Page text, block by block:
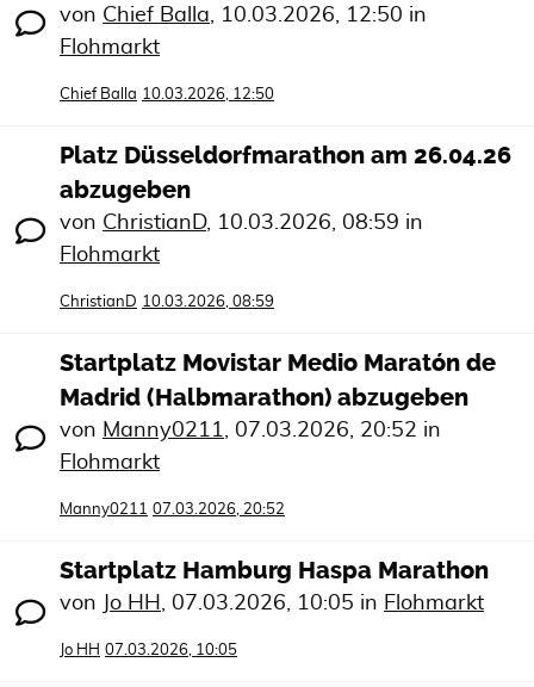
von Chief Balla, 10.03.2026, 12:50 in
Flohmarkt
Chief Balla 10.03.2026, 12:50
Platz Düsseldorfmarathon am 26.04.26
abzugeben
von ChristianD, 10.03.2026, 08:59 in
Flohmarkt
ChristianD 10.03.2026, 08:59
Startplatz Movistar Medio Maratón de
Madrid (Halbmarathon) abzugeben
von Manny0211, 07.03.2026, 20:52 in
Flohmarkt
Manny0211 07.03.2026, 20:52
Startplatz Hamburg Haspa Marathon
von Jo HH , 07.03.2026, 10:05 in Flohmarkt
Jo HH 07.03.2026, 10:05